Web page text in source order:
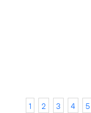
1 2 3 4 5